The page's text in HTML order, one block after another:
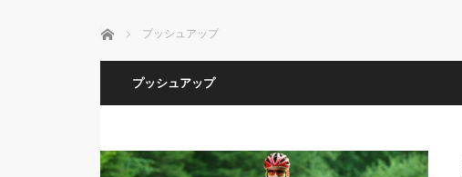
ホーム プッシュアップ
プッシュアップ